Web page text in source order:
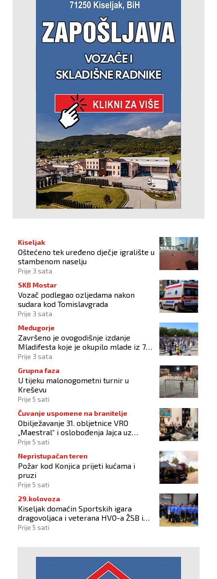
Kiseljak
Oštećeno tek uređeno dječje igralište u
stambenom naselju
Prije 3 sata
SKB Mostar
Vozač podlegao ozljedama nakon
sudara kod Tomislavgrada
Prije 3 sata
Međugorje
Završeno je ovogodišnje izdanje
Mladifesta koje je okupilo mlade iz 73
zemlje svijeta
Prije 3 sata
Grupna faza
U tijeku malonogometni turnir u
Kreševu
Prije 5 sati
Čuvanje uspomene na branitelje
Obilježavanje 31. obljetnice VRO
„Maestral“ i oslobođenja Jajca uz
pokroviteljstvo HNS-a BiH
Prije 5 sati
Nepristupačan teren
Požar kod Konjica prijeti kućama i
pruzi
Prije 5 sati
29.kolovoza
Kiseljak domaćin Sportskih igara
dragovoljaca i veterana HVO-a ŽSB i
Dana branitelja
Prije 5 sati